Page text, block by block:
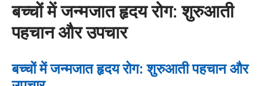
बच्चों में जन्मजात हृदय रोग: शुरुआती
पहचान और उपचार
बच्चों में जन्मजात हृदय रोग: शुरुआती पहचान और